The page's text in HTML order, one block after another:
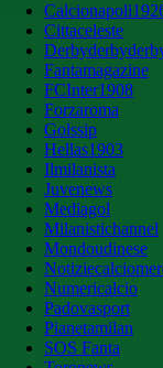
Cittaceleste
Fantamagazine
FCInter1908
Forzaroma
Golssip
Hellas1903
Ilmilanista
Juvenews
Mediagol
Milanistichannel
Mondoudinese
Numericalcio
Padovasport
Pianetamilan
SOS Fanta